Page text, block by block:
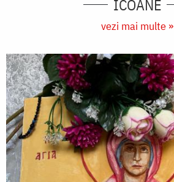
ICOANE
vezi mai multe »